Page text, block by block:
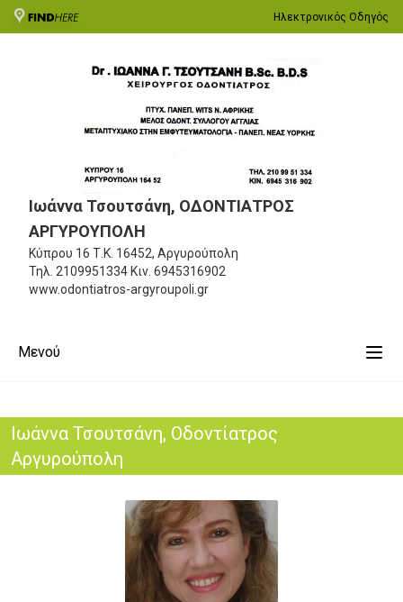
Ηλεκτρονικός Οδηγός
Ιωάννα Τσουτσάνη, ΟΔΟΝΤΙΑΤΡΟΣ
ΑΡΓΥΡΟΥΠΟΛΗ
Κύπρου 16 Τ.Κ. 16452, Αργυρούπολη
Τηλ. 2109951334 Κιν. 6945316902
www.odontiatros-argyroupoli.gr
Μενού
Ιωάννα Τσουτσάνη, Οδοντίατρος
Αργυρούπολη